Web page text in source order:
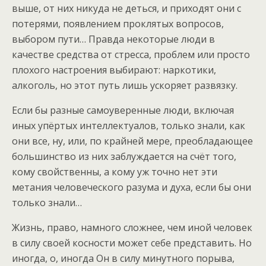
выше, от них никуда не деться, и приходят они с
потерями, появлением проклятых вопросов,
выбором пути… Правда некоторые люди в
качестве средства от стресса, проблем или просто
плохого настроения выбирают: наркотики,
алкоголь, но этот путь лишь ускоряет развязку.
Если бы разные самоуверенные люди, включая
иных упёртых интеллектуалов, только знали, как
они все, ну, или, по крайней мере, преобладающее
большинство из них заблуждается на счёт того,
кому свойственны, а кому уж точно нет эти
метания человеческого разума и духа, если бы они
только знали…
Жизнь, право, намного сложнее, чем иной человек
в силу своей косности может себе представить. Но
иногда, о, иногда Он в силу минутного порыва,